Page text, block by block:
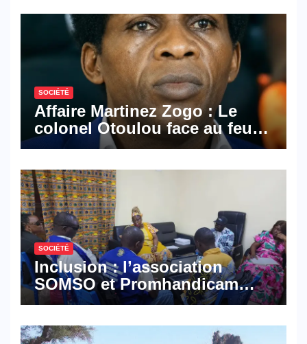
SOCIÉTÉ
Affaire Martinez Zogo : Le
colonel Otoulou face au feu
croisé des avocats de la
SOCIÉTÉ
Inclusion : l’association
SOMSO et Promhandicam
militent en faveur d’une
hôtellerie-restauration